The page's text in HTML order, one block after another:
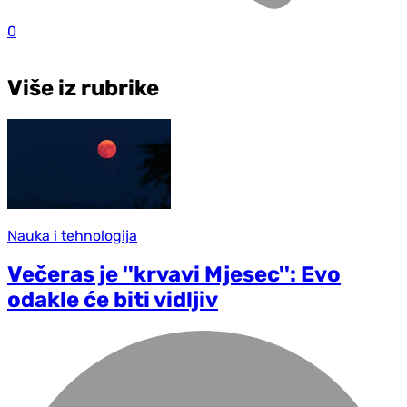
0
Više iz rubrike
Nauka i tehnologija
Večeras je ''krvavi Mjesec'': Evo
odakle će biti vidljiv